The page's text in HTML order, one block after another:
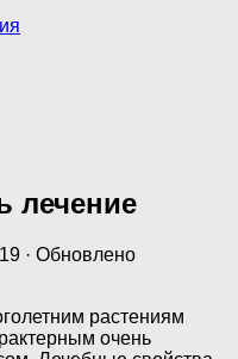
лечение
· Обновлено
растениям
очень